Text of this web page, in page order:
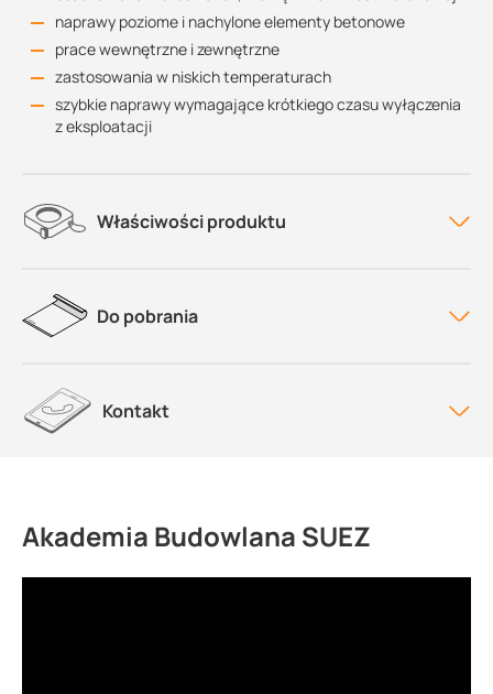
naprawy poziome i nachylone elementy betonowe
prace wewnętrzne i zewnętrzne
zastosowania w niskich temperaturach
szybkie naprawy wymagające krótkiego czasu wyłączenia
z eksploatacji
Właściwości produktu
Do pobrania
Kontakt
Akademia Budowlana SUEZ